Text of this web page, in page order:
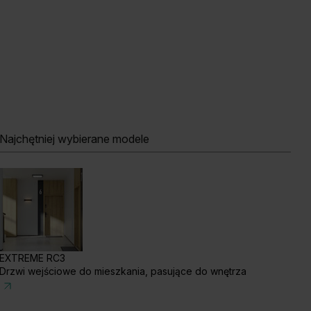
Najchętniej wybierane modele
EXTREME RC3
Drzwi wejściowe do mieszkania, pasujące do wnętrza
Szkarłatny